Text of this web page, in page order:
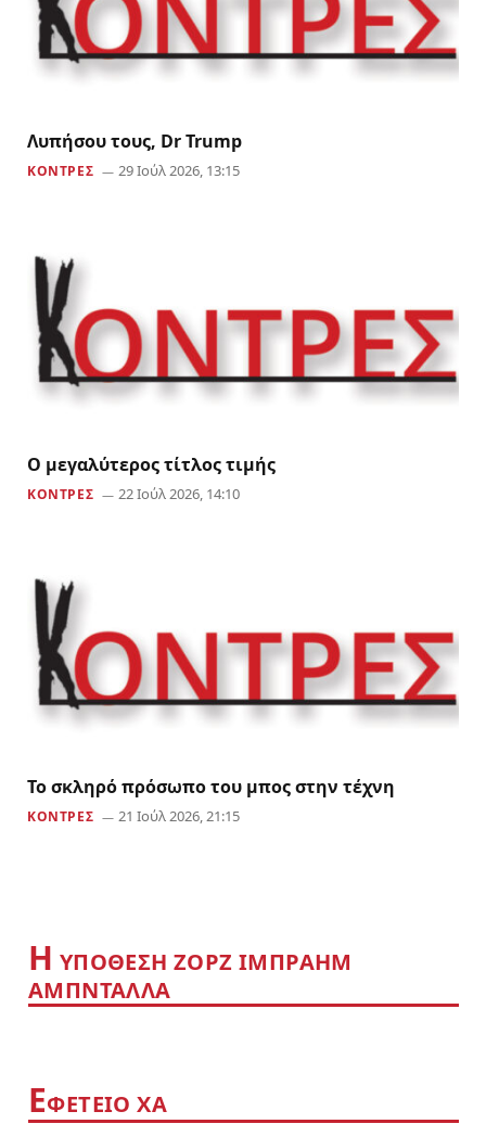
Λυπήσου τους, Dr Trump
ΚΟΝΤΡΕΣ 29 Ιούλ 2026, 13:15
O μεγαλύτερος τίτλος τιμής
ΚΟΝΤΡΕΣ 22 Ιούλ 2026, 14:10
Το σκληρό πρόσωπο του μπος στην τέχνη
ΚΟΝΤΡΕΣ 21 Ιούλ 2026, 21:15
Η YΠΟΘΕΣΗ ΖΟΡΖ ΙΜΠΡΑΗΜ
ΑΜΠΝΤΑΛΛΑ
ΕΦΕΤΕΙΟ ΧΑ